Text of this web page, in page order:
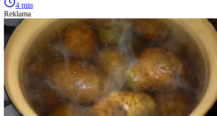
4 min
Reklama